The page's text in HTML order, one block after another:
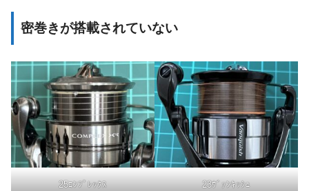
密巻きが搭載されていない
25ｺﾝﾌﾟﾚｯｸｽ 23ｳﾞｧﾝｷｯｼｭ